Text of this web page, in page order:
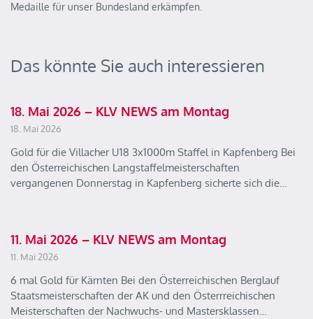
Medaille für unser Bundesland erkämpfen.
Das könnte Sie auch interessieren
18. Mai 2026 – KLV NEWS am Montag
18. Mai 2026
Gold für die Villacher U18 3x1000m Staffel in Kapfenberg Bei
den Österreichischen Langstaffelmeisterschaften
vergangenen Donnerstag in Kapfenberg sicherte sich die…
11. Mai 2026 – KLV NEWS am Montag
11. Mai 2026
6 mal Gold für Kärnten Bei den Österreichischen Berglauf
Staatsmeisterschaften der AK und den Österrreichischen
Meisterschaften der Nachwuchs- und Mastersklassen…